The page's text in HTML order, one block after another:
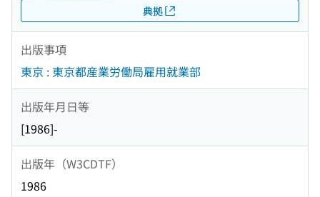
典拠
出版事項
東京 : 東京都産業労働局雇用就業部
出版年月日等
[1986]-
出版年（W3CDTF）
1986